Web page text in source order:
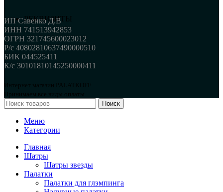
РЕКВИЗИТЫ
ИП Савенко Д.В
ИНН 741513942853
ОГРН 321745600023012
Р/с 40802810637490000510
БИК 044525411
К/с 30101810145250000411
Интернет магазин PALATKOFF
Принимаем все виды оплаты.
Поиск
Меню
Категории
Главная
Шатры
Шатры звезды
Палатки
Палатки для глэмпинга